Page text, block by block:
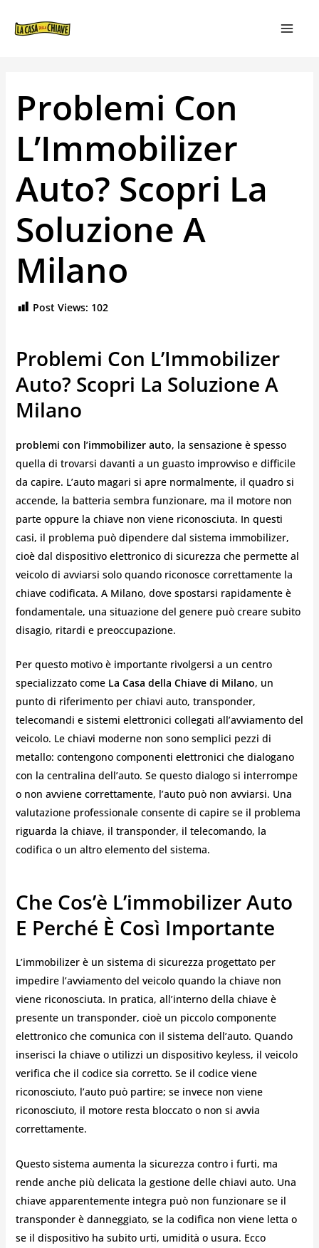
Problemi Con
L’Immobilizer
Auto? Scopri La
Soluzione A
Milano
Post Views: 102
Problemi Con L’Immobilizer
Auto? Scopri La Soluzione A
Milano
problemi con l’immobilizer auto, la sensazione è spesso
quella di trovarsi davanti a un guasto improvviso e difficile
da capire. L’auto magari si apre normalmente, il quadro si
accende, la batteria sembra funzionare, ma il motore non
parte oppure la chiave non viene riconosciuta. In questi
casi, il problema può dipendere dal sistema immobilizer,
cioè dal dispositivo elettronico di sicurezza che permette al
veicolo di avviarsi solo quando riconosce correttamente la
chiave codificata. A Milano, dove spostarsi rapidamente è
fondamentale, una situazione del genere può creare subito
disagio, ritardi e preoccupazione.
Per questo motivo è importante rivolgersi a un centro
specializzato come La Casa della Chiave di Milano, un
punto di riferimento per chiavi auto, transponder,
telecomandi e sistemi elettronici collegati all’avviamento del
veicolo. Le chiavi moderne non sono semplici pezzi di
metallo: contengono componenti elettronici che dialogano
con la centralina dell’auto. Se questo dialogo si interrompe
o non avviene correttamente, l’auto può non avviarsi. Una
valutazione professionale consente di capire se il problema
riguarda la chiave, il transponder, il telecomando, la
codifica o un altro elemento del sistema.
Che Cos’è L’immobilizer Auto
E Perché È Così Importante
L’immobilizer è un sistema di sicurezza progettato per
impedire l’avviamento del veicolo quando la chiave non
viene riconosciuta. In pratica, all’interno della chiave è
presente un transponder, cioè un piccolo componente
elettronico che comunica con il sistema dell’auto. Quando
inserisci la chiave o utilizzi un dispositivo keyless, il veicolo
verifica che il codice sia corretto. Se il codice viene
riconosciuto, l’auto può partire; se invece non viene
riconosciuto, il motore resta bloccato o non si avvia
correttamente.
Questo sistema aumenta la sicurezza contro i furti, ma
rende anche più delicata la gestione delle chiavi auto. Una
chiave apparentemente integra può non funzionare se il
transponder è danneggiato, se la codifica non viene letta o
se il dispositivo ha subito urti, umidità o usura. Ecco
ARTICOLI